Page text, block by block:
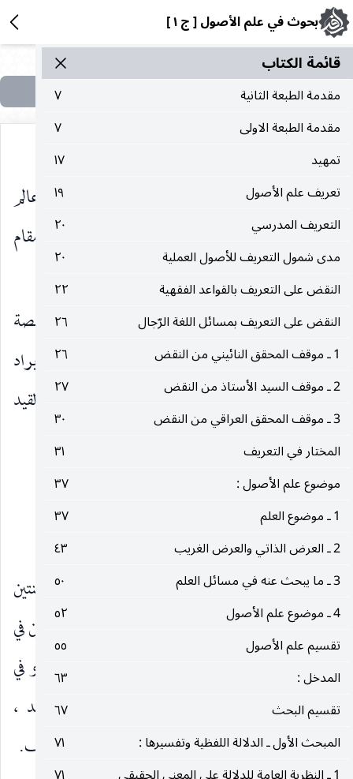
بحوث في علم الأصول [ ج ١ ]
قائمة الکتاب
مقدمة الطبعة الثانية
٧
مقدمة الطبعة الاولى
٧
تمهيد
١٧
تعريف علم الأصول
١٩
التعريف المدرسي
٢٠
مدى شمول التعريف للأصول العملية
٢٠
النقض على التعريف بالقواعد الفقهية
٢٢
النقض على التعريف بمسائل اللغة الرّجال
٢٦
1 ـ موقف المحقق النائيني من النقض
٢٦
2 ـ موقف السيد الأستاذ من النقض
٢٧
3 ـ موقف المحقق العراقي من النقض
٣٠
المختار في التعريف
٣١
موضوع علم الأصول :
٣٧
1 ـ موضوع العلم
٣٧
2 ـ العرض الذاتي والعرض الغريب
٤٣
3 ـ ما يبحث عنه في مسائل العلم
٥٠
4 ـ موضوع علم الأصول
٥٢
تقسيم علم الأصول
٥٥
المدخل :
٦٣
تقسيم البحث
٦٧
المبحث الأول ـ الدلالة اللفظية وتفسيرها :
٧١
الحصص المفهومية لأن صيرورة الحصة حصة في عالم
المفهوم إنما هو بالتقييد. فإذا جردت عن التقييد في مقام
تعليق شيء عليها كان معلقا على الجامع لا محالة.
وثانيا : بأن تعلق الإرادة الاستعمالية بذات تلك الحصة
فرع افتراض القيد في المرتبة السابقة ، لأنه إنما يراد
استعمال اللفظ فيما وضع له وهو الحصة ، وحيث أن القيد
نفس الإرادة فافتراضه في المرتبة السابقة خلف.
الفصل الخامس
اشتراك علاقتين في طرف
إذا افترضنا علاقتين وضعيتين ، فقد تكونان متباينتين
لفظا ومعنى ، وهذا لا كلام فيه. وقد تكونان مشتركتين في
لفظ واحد بأن يكون لفظ واحد موضوعا لمعنيين ، أو في
معنى واحد بأن يكون لفظان موضعين لمعنى واحد ،
وتسمى الحالة الأولى بالاشتراك والحالة الثانية بالترادف.